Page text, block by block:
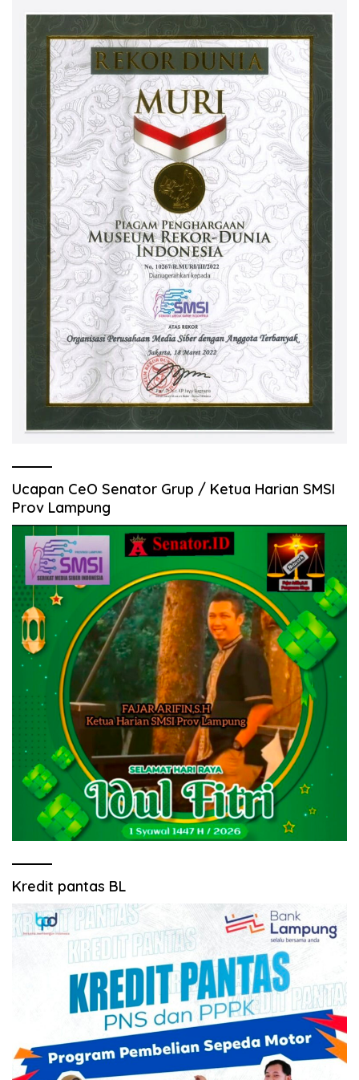
Ucapan CeO Senator Grup / Ketua Harian SMSI
Prov Lampung
Kredit pantas BL